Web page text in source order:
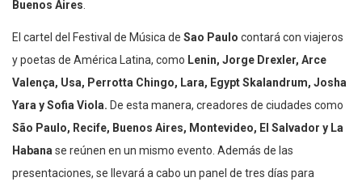
Buenos Aires
El cartel del Festival de Música de Sao Paulo contará con viajeros
y poetas de América Latina, como Lenin, Jorge Drexler, Arce
Valença, Usa, Perrotta Chingo, Lara, Egypt Skalandrum, Josha
Yara y Sofia Viola. De esta manera, creadores de ciudades como
São Paulo, Recife, Buenos Aires, Montevideo, El Salvador y La
Habana se reúnen en un mismo evento. Además de las
presentaciones, se llevará a cabo un panel de tres días para